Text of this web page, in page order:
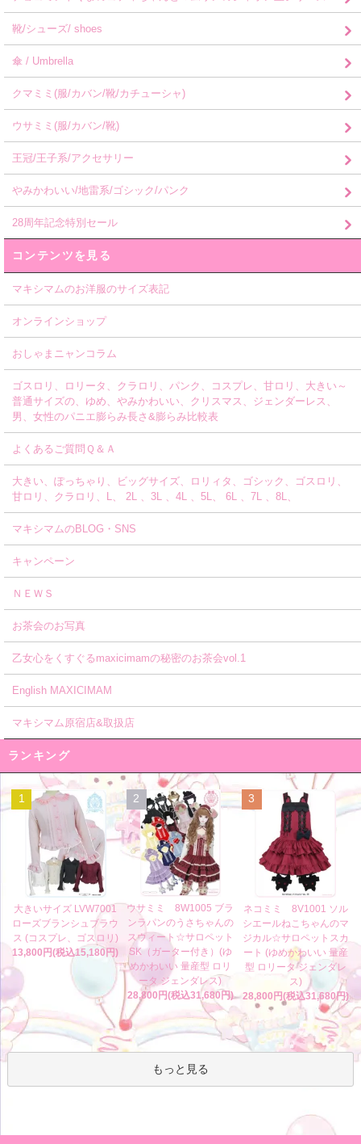
靴/シューズ/ shoes
傘 / Umbrella
クマミミ(服/カバン/靴/カチューシャ)
ウサミミ(服/カバン/靴)
王冠/王子系/アクセサリー
やみかわいい/地雷系/ゴシック/パンク
28周年記念特別セール
コンテンツを見る
マキシマムのお洋服のサイズ表記
オンラインショップ
おしゃまニャンコラム
ゴスロリ、ロリータ、クラロリ、パンク、コスプレ、甘ロリ、大きい～
普通サイズの、ゆめ、やみかわいい、クリスマス、ジェンダーレス、
男、女性のパニエ膨らみ長さ&膨らみ比較表
よくあるご質問Ｑ＆Ａ
大きい、ぽっちゃり、ビッグサイズ、ロリィタ、ゴシック、ゴスロリ、
甘ロリ、クラロリ、L、 2L 、3L 、4L 、5L、 6L 、7L 、8L、
マキシマムのBLOG・SNS
キャンペーン
ＮＥＷＳ
お茶会のお写真
乙女心をくすぐるmaxicimamの秘密のお茶会vol.1
English MAXICIMAM
マキシマム原宿店&取扱店
ランキング
1
大きいサイズ LVW7001
ローズブランシュブラウ
ス (コスプレ、ゴスロリ)
13,800円(税込15,180円)
2
ウサミミ 8W1005 ブラ
ンラパンのうさちゃんの
スウィート☆サロペット
SK（ガーター付き）(ゆ
めかわいい 量産型 ロリ
ータ ジェンダレス)
28,800円(税込31,680円)
3
ネコミミ 8V1001 ソル
シエールねこちゃんのマ
ジカル☆サロペットスカ
ート (ゆめかわいい 量産
型 ロリータ ジェンダレ
ス)
28,800円(税込31,680円)
もっと見る